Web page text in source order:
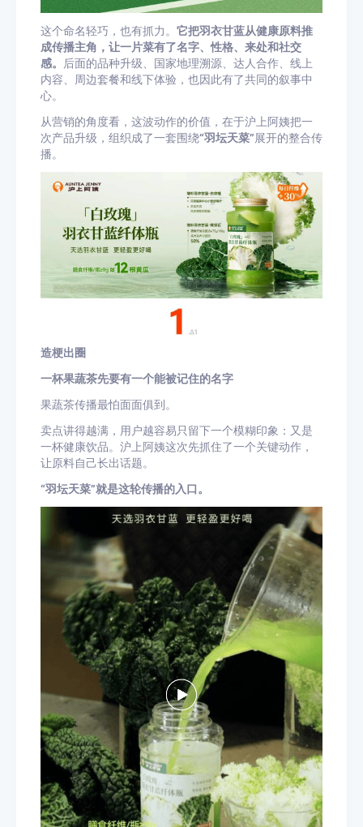
这个命名轻巧，也有抓力。 它把羽衣甘蓝从健康原料推
成传播主角，让一片菜有了名字、性格、来处和社交
感。
后面的品种升级、国家地理溯源、达人合作、线上
内容、周边套餐和线下体验，也因此有了共同的叙事中
心。
从营销的角度看，这波动作的价值，在于沪上阿姨把一
次产品升级，组织成了一套围绕“羽坛天菜”展开的整合传
播。
造梗出圈
一杯果蔬茶先要有一个能被记住的名字
果蔬茶传播最怕面面俱到。
卖点讲得越满，用户越容易只留下一个模糊印象：又是
一杯健康饮品。沪上阿姨这次先抓住了一个关键动作，
让原料自己长出话题。
“羽坛天菜”就是这轮传播的入口。